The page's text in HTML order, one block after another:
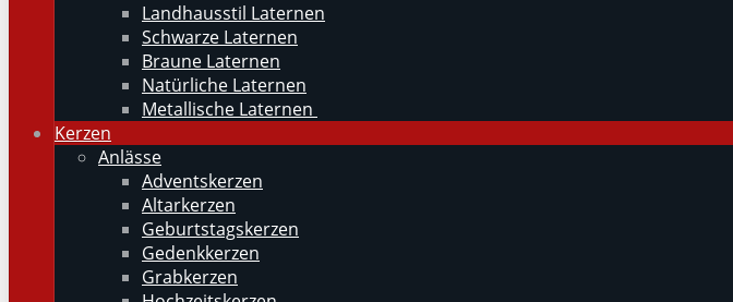
Landhausstil Laternen
Schwarze Laternen
Braune Laternen
Natürliche Laternen
Metallische Laternen
Kerzen
Anlässe
Adventskerzen
Altarkerzen
Geburtstagskerzen
Gedenkkerzen
Grabkerzen